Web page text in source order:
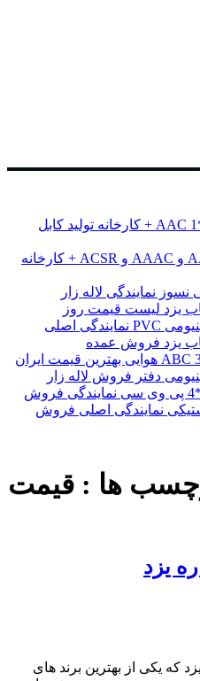
هادی آلومینیومی هوایی 50*1 AAC + کارخانه تولید کابل
هادی هوایی آلومینیومی AAC و AAAC و ACSR + کارخانه
ها : قیمت
یزد
که یکی از بهترین برند های